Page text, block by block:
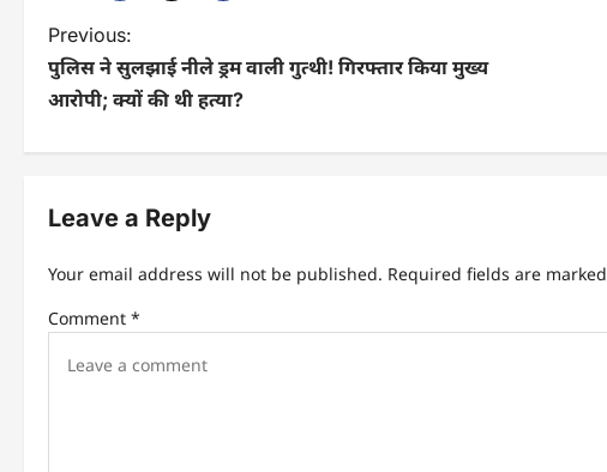
Previous:
पुलिस ने सुलझाई नीले ड्रम वाली गुत्थी! गिरफ्तार किया मुख्य
आरोपी; क्यों की थी हत्या?
Leave a Reply
Your email address will not be published. Required fields are marked
Comment *